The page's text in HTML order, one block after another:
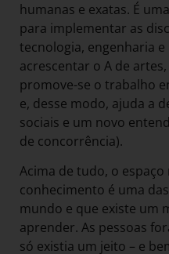
humanas e exatas. É
para implementar as
tecnologia, engenharia
acrescentar o A de
promove-se o trabalho
e, desse modo, ajuda a
sociais e um novo
de concorrência).
Acima de tudo, o
conhecimento é uma
mundo e que existe um
aprender. As pessoas
só existia um jeito – e